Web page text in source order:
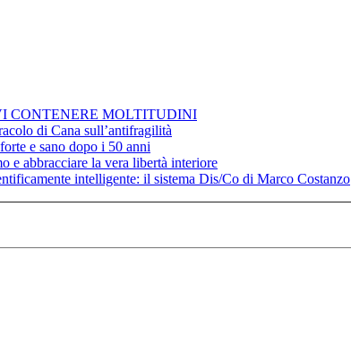
CONTENERE MOLTITUDINI
di Cana sull’antifragilità
e sano dopo i 50 anni
e abbracciare la vera libertà interiore
intelligente: il sistema Dis/Co di Marco Costanzo